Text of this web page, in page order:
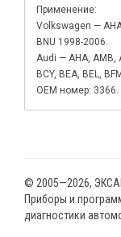
Применение:
Volkswagen —
BNU 1998-2006.
Audi — AHA, AMB,
BCY, BEA, BEL,
ОЕМ номер: 3366.
© 2005—2026,
Приборы и
диагностики